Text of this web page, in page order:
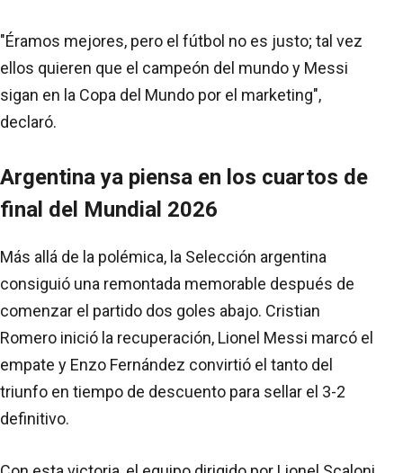
"Éramos mejores, pero el fútbol no es justo; tal vez
ellos quieren que el campeón del mundo y Messi
sigan en la Copa del Mundo por el marketing",
declaró.
Argentina ya piensa en los cuartos de
final del Mundial 2026
Más allá de la polémica, la Selección argentina
consiguió una remontada memorable después de
comenzar el partido dos goles abajo. Cristian
Romero inició la recuperación, Lionel Messi marcó el
empate y Enzo Fernández convirtió el tanto del
triunfo en tiempo de descuento para sellar el 3-2
definitivo.